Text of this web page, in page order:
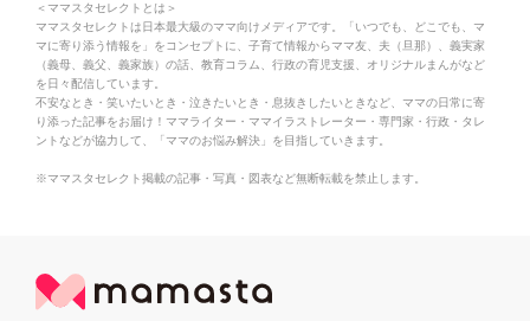
＜ママスタセレクトとは＞
ママスタセレクトは日本最大級のママ向けメディアです。「いつでも、どこでも、マ
マに寄り添う情報を」をコンセプトに、子育て情報からママ友、夫（旦那）、義実家
（義母、義父、義家族）の話、教育コラム、行政の育児支援、オリジナルまんがなど
を日々配信しています。
不安なとき・笑いたいとき・泣きたいとき・息抜きしたいときなど、ママの日常に寄
り添った記事をお届け！ママライター・ママイラストレーター・専門家・行政・タレ
ントなどが協力して、「ママのお悩み解決」を目指していきます。
※ママスタセレクト掲載の記事・写真・図表など無断転載を禁止します。